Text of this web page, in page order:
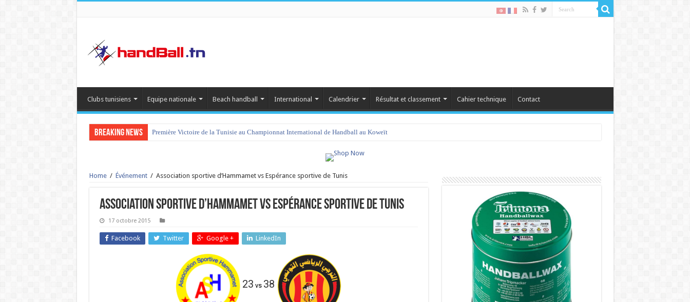
Clubs tunisiens Equipe nationale Beach handball International Calendrier Résultat et classement Cahier technique Contact
Breaking News Première Victoire de la Tunisie au Championnat International de Handball au Koweït
Home / Événement / Association sportive d’Hammamet vs Espérance sportive de Tunis
Association sportive d’Hammamet vs Espérance sportive de Tunis
17 octobre 2015
Facebook Twitter Google + LinkedIn
23 vs 38